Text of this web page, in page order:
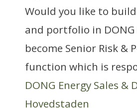
Would you like to
and portfolio in
become Senior Risk
function which is
DONG Energy Sales
Hovedstaden